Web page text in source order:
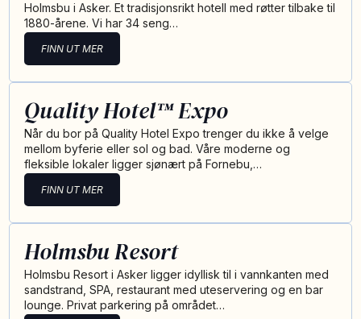
Holmsbu i Asker. Et tradisjonsrikt hotell med røtter tilbake til
1880-årene. Vi har 34 seng…
FINN UT MER
Quality Hotel™ Expo
Når du bor på Quality Hotel Expo trenger du ikke å velge
mellom byferie eller sol og bad. Våre moderne og
fleksible lokaler ligger sjønært på Fornebu,…
FINN UT MER
Holmsbu Resort
Holmsbu Resort i Asker ligger idyllisk til i vannkanten med
sandstrand, SPA, restaurant med uteservering og en bar
lounge. Privat parkering på området…